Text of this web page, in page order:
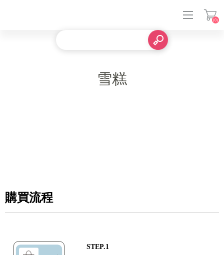
(0)
雪糕
購買流程
STEP.1